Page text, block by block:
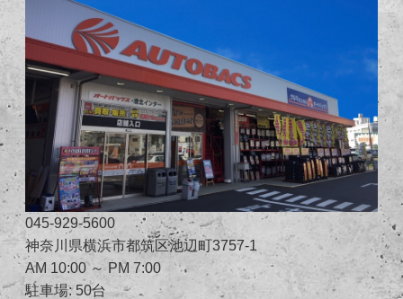
045-929-5600
神奈川県横浜市都筑区池辺町3757-1
AM 10:00 ～ PM 7:00
駐車場: 50台